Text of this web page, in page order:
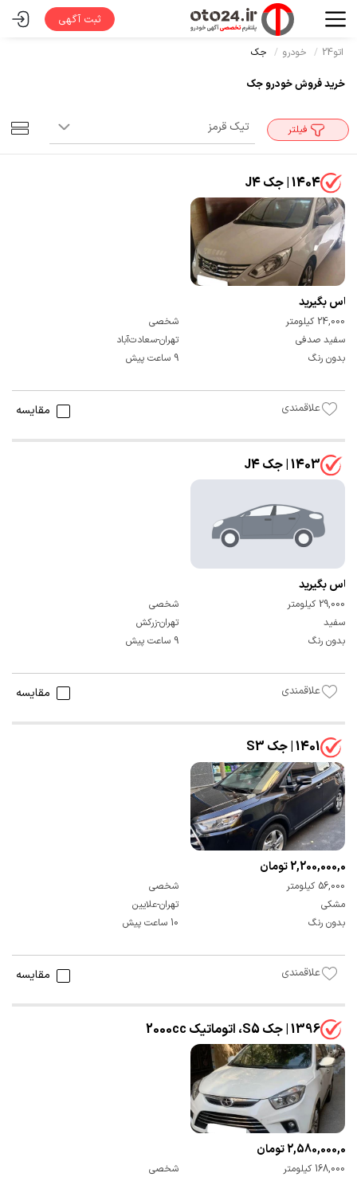
ثبت آگهی
اتو24 خودرو جک
خرید فروش خودرو جک
فیلتر
1404 | جک J4
تماس بگیرید
24,000 کیلومتر
شخصی
سفید صدفی
تهران-سعادت‌آباد
بدون رنگ
9 ساعت پیش
علاقمندی مقایسه
1403 | جک J4
تماس بگیرید
29,000 کیلومتر
شخصی
سفید
تهران-زرکش
بدون رنگ
9 ساعت پیش
علاقمندی مقایسه
1401 | جک S3
2,200,000,000 تومان
56,000 کیلومتر
شخصی
مشکی
تهران-علایین
بدون رنگ
10 ساعت پیش
علاقمندی مقایسه
1396 | جک S5، اتوماتیک 2000cc
2,580,000,000 تومان
168,000 کیلومتر
شخصی